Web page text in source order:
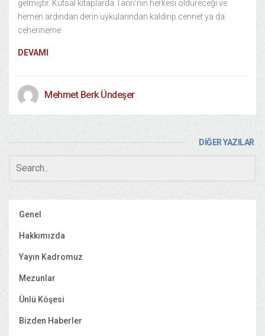
gelmiştir. Kutsal kitaplarda Tanrı’nın herkesi öldüreceği ve
hemen ardından derin uykularından kaldırıp cennet ya da
cehenneme
DEVAMI
Mehmet Berk Ündeşer
DİĞER YAZILAR
Genel
Hakkımızda
Yayın Kadromuz
Mezunlar
Ünlü Köşesi
Bizden Haberler